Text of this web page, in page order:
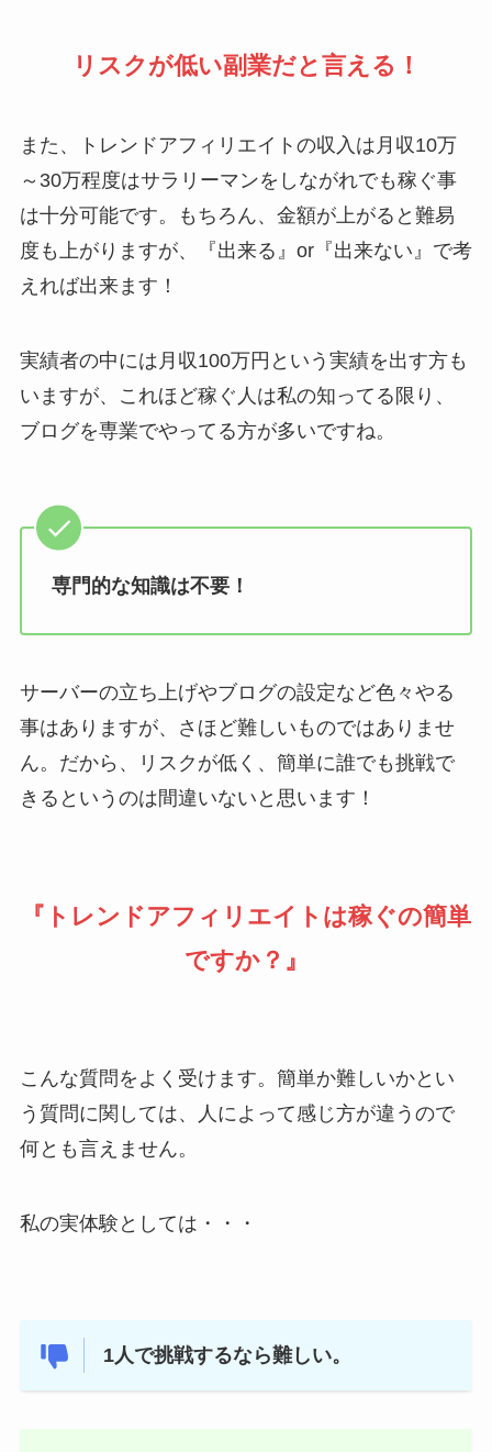
リスクが低い副業だと言える！
また、トレンドアフィリエイトの収入は月収10万
～30万程度はサラリーマンをしながれでも稼ぐ事
は十分可能です。もちろん、金額が上がると難易
度も上がりますが、『出来る』or『出来ない』で考
えれば出来ます！
実績者の中には月収100万円という実績を出す方も
いますが、これほど稼ぐ人は私の知ってる限り、
ブログを専業でやってる方が多いですね。
専門的な知識は不要！
サーバーの立ち上げやブログの設定など色々やる
事はありますが、さほど難しいものではありませ
ん。だから、リスクが低く、簡単に誰でも挑戦で
きるというのは間違いないと思います！
『トレンドアフィリエイトは稼ぐの簡単
ですか？』
こんな質問をよく受けます。簡単か難しいかとい
う質問に関しては、人によって感じ方が違うので
何とも言えません。
私の実体験としては・・・
1人で挑戦するなら難しい。